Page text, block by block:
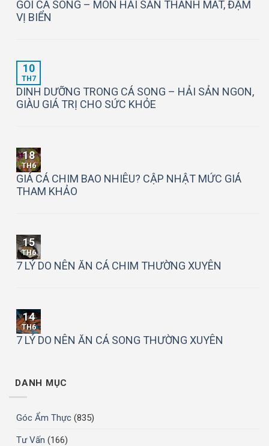
GỎI CÁ SONG – MÓN HẢI SẢN THANH MÁT, ĐẬM
VỊ BIỂN
10
TH7
DINH DƯỠNG TRONG CÁ SONG – HẢI SẢN NGON,
GIÀU GIÁ TRỊ CHO SỨC KHỎE
18
TH6
GIÁ CÁ CHIM BAO NHIÊU? CẬP NHẬT MỨC GIÁ
THAM KHẢO
15
TH6
7 LÝ DO NÊN ĂN CÁ CHIM THƯỜNG XUYÊN
14
TH6
7 LÝ DO NÊN ĂN CÁ SONG THƯỜNG XUYÊN
DANH MỤC
Góc Ẩm Thực (835)
Tư Vấn (166)